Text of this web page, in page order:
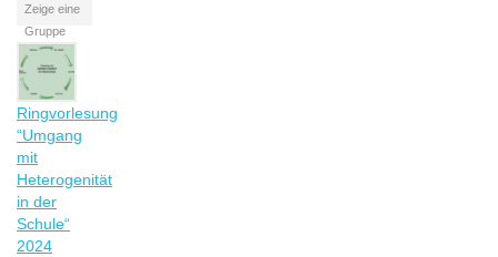
Zeige eine
Gruppe
Ringvorlesung
“Umgang
mit
Heterogenität
in der
Schule“
2024